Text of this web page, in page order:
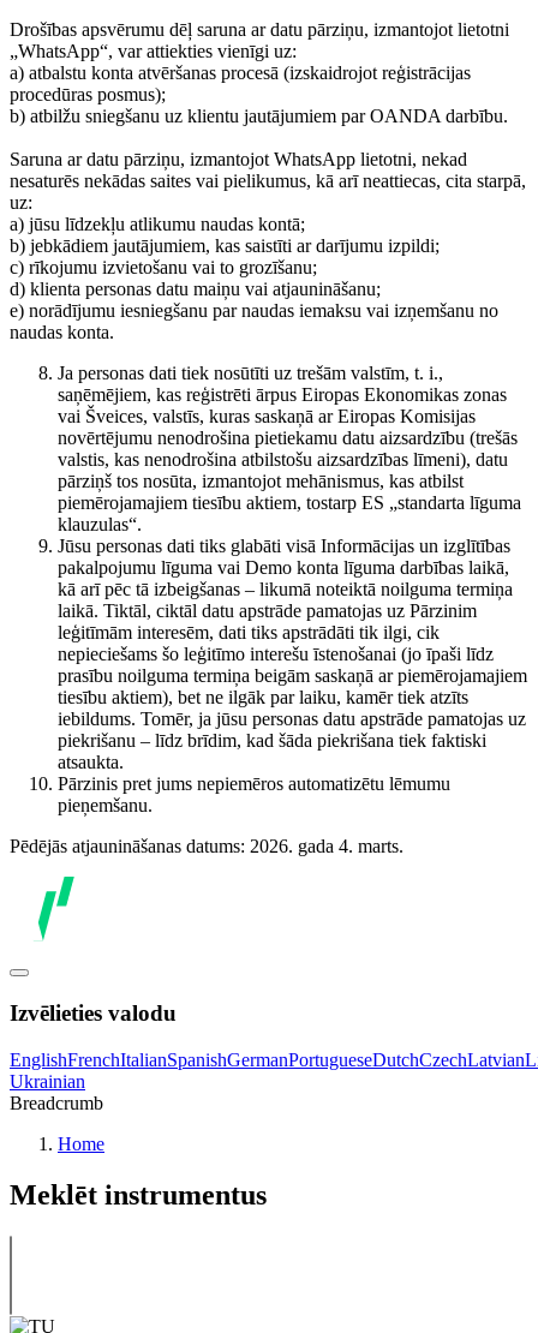
Drošības apsvērumu dēļ saruna ar datu pārziņu, izmantojot lietotni
„WhatsApp“, var attiekties vienīgi uz:
a) atbalstu konta atvēršanas procesā (izskaidrojot reģistrācijas
procedūras posmus);
b) atbilžu sniegšanu uz klientu jautājumiem par OANDA darbību.
Saruna ar datu pārziņu, izmantojot WhatsApp lietotni, nekad
nesaturēs nekādas saites vai pielikumus, kā arī neattiecas, cita starpā,
uz:
a) jūsu līdzekļu atlikumu naudas kontā;
b) jebkādiem jautājumiem, kas saistīti ar darījumu izpildi;
c) rīkojumu izvietošanu vai to grozīšanu;
d) klienta personas datu maiņu vai atjaunināšanu;
e) norādījumu iesniegšanu par naudas iemaksu vai izņemšanu no
naudas konta.
Ja personas dati tiek nosūtīti uz trešām valstīm, t. i.,
saņēmējiem, kas reģistrēti ārpus Eiropas Ekonomikas zonas
vai Šveices, valstīs, kuras saskaņā ar Eiropas Komisijas
novērtējumu nenodrošina pietiekamu datu aizsardzību (trešās
valstis, kas nenodrošina atbilstošu aizsardzības līmeni), datu
pārziņš tos nosūta, izmantojot mehānismus, kas atbilst
piemērojamajiem tiesību aktiem, tostarp ES „standarta līguma
klauzulas“.
Jūsu personas dati tiks glabāti visā Informācijas un izglītības
pakalpojumu līguma vai Demo konta līguma darbības laikā,
kā arī pēc tā izbeigšanas – likumā noteiktā noilguma termiņa
laikā. Tiktāl, ciktāl datu apstrāde pamatojas uz Pārzinim
leģitīmām interesēm, dati tiks apstrādāti tik ilgi, cik
nepieciešams šo leģitīmo interešu īstenošanai (jo īpaši līdz
prasību noilguma termiņa beigām saskaņā ar piemērojamajiem
tiesību aktiem), bet ne ilgāk par laiku, kamēr tiek atzīts
iebildums. Tomēr, ja jūsu personas datu apstrāde pamatojas uz
piekrišanu – līdz brīdim, kad šāda piekrišana tiek faktiski
atsaukta.
Pārzinis pret jums nepiemēros automatizētu lēmumu
pieņemšanu.
Pēdējās atjaunināšanas datums: 2026. gada 4. marts.
Izvēlieties valodu
EnglishFrenchItalianSpanishGermanPortugueseDutchCzechLatvian
Ukrainian
Breadcrumb
Home
Meklēt instrumentus